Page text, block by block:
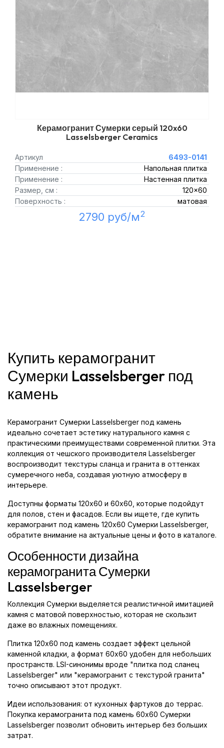
Керамогранит Сумерки серый 120x60
Lasselsberger Ceramics
Артикул
6493-0141
Применение :
Напольная плитка
Применение :
Настенная плитка
Размер, см :
120x60
Поверхность :
матовая
2790 руб/м2
Купить керамогранит
Сумерки Lasselsberger под
камень
Керамогранит Сумерки Lasselsberger под камень
идеально сочетает эстетику натурального камня с
практическими преимуществами современной плитки. Эта
коллекция от чешского производителя Lasselsberger
воспроизводит текстуры сланца и гранита в оттенках
сумеречного неба, создавая уютную атмосферу в
интерьере.
Доступны форматы 120x60 и 60x60, которые подойдут
для полов, стен и фасадов. Если вы ищете, где купить
керамогранит под камень 120x60 Сумерки Lasselsberger,
обратите внимание на актуальные цены и фото в каталоге.
Особенности дизайна
керамогранита Сумерки
Lasselsberger
Коллекция Сумерки выделяется реалистичной имитацией
камня с матовой поверхностью, которая не скользит
даже во влажных помещениях.
Плитка 120x60 под камень создает эффект цельной
каменной кладки, а формат 60x60 удобен для небольших
пространств. LSI-синонимы вроде "плитка под сланец
Lasselsberger" или "керамогранит с текстурой гранита"
точно описывают этот продукт.
Идеи использования: от кухонных фартуков до террас.
Покупка керамогранита под камень 60x60 Сумерки
Lasselsberger позволит обновить интерьер без больших
затрат.